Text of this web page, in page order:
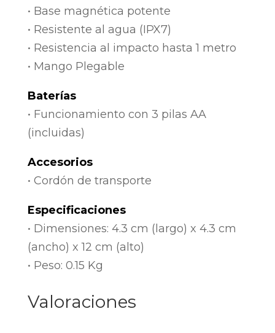
• Base magnética potente
• Resistente al agua (IPX7)
• Resistencia al impacto hasta 1 metro
• Mango Plegable
Baterías
• Funcionamiento con 3 pilas AA
(incluidas)
Accesorios
• Cordón de transporte
Especificaciones
• Dimensiones: 4.3 cm (largo) x 4.3 cm
(ancho) x 12 cm (alto)
• Peso: 0.15 Kg
Valoraciones